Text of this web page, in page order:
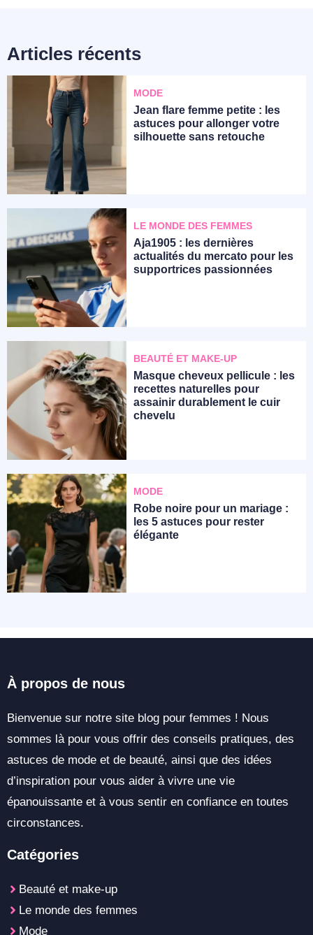
Articles récents
MODE
Jean flare femme petite : les
astuces pour allonger votre
silhouette sans retouche
LE MONDE DES FEMMES
Aja1905 : les dernières
actualités du mercato pour les
supportrices passionnées
BEAUTÉ ET MAKE-UP
Masque cheveux pellicule : les
recettes naturelles pour
assainir durablement le cuir
chevelu
MODE
Robe noire pour un mariage :
les 5 astuces pour rester
élégante
À propos de nous
Bienvenue sur notre site blog pour femmes ! Nous
sommes là pour vous offrir des conseils pratiques, des
astuces de mode et de beauté, ainsi que des idées
d’inspiration pour vous aider à vivre une vie
épanouissante et à vous sentir en confiance en toutes
circonstances.
Catégories
Beauté et make-up
Le monde des femmes
Mode